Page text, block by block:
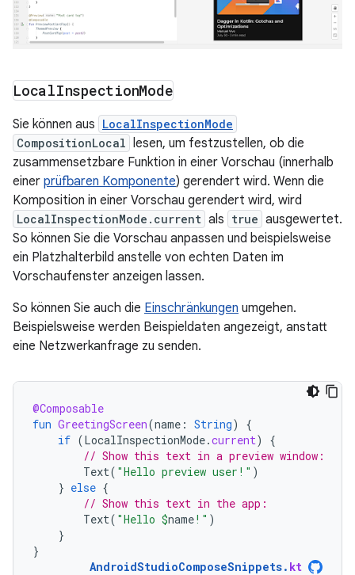
LocalInspectionMode
Sie können aus LocalInspectionMode
CompositionLocal
lesen, um festzustellen, ob die
zusammensetzbare Funktion in einer Vorschau (innerhalb
einer prüfbaren Komponente) gerendert wird. Wenn die
Komposition in einer Vorschau gerendert wird, wird
LocalInspectionMode.current als true ausgewertet.
So können Sie die Vorschau anpassen und beispielsweise
ein Platzhalterbild anstelle von echten Daten im
Vorschaufenster anzeigen lassen.
So können Sie auch die Einschränkungen umgehen.
Beispielsweise werden Beispieldaten angezeigt, anstatt
eine Netzwerkanfrage zu senden.
@Composable
fun GreetingScreen(name : String)
{
if (LocalInspectionMode.current)
{
// Show this text in a preview window:
Text( "Hello preview user!" )
} else {
// Show this text in the app:
Text( "Hello $name!" )
}
}
AndroidStudioComposeSnippets. kt